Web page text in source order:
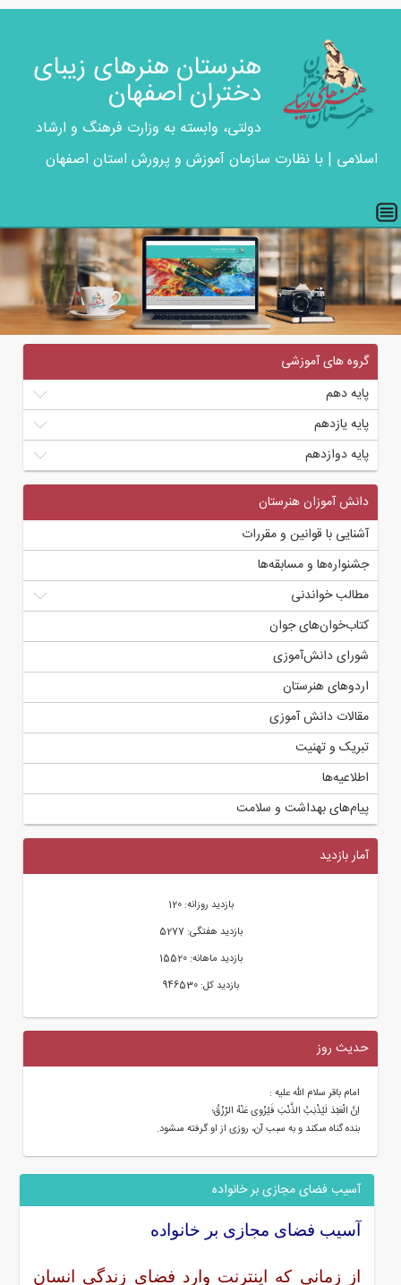
هنرستان هنرهای زیبای
دختران اصفهان
دولتی، وابسته به وزارت فرهنگ و ارشاد
اسلامی | با نظارت سازمان آموزش و پرورش استان اصفهان
گروه های آموزشی
پایه دهم
پایه یازدهم
پایه دوازدهم
دانش آموزان هنرستان
آشنایی با قوانین و مقررات
جشنواره‌ها و مسابقه‌ها
مطالب خواندنی
کتاب‌خوان‌های جوان
شورای دانش‌آموزی
اردوهای هنرستان
مقالات دانش آموزی
تبریک و تهنیت
اطلاعیه‌ها
پیام‌های بهداشت و سلامت
آمار بازدید
بازدید روزانه: 120
بازدید هفتگی: 5277
بازدید ماهانه: 15520
بازدید کل: 946530
حدیث روز
امام باقر سلام الله علیه :
اِنَّ الْعَبْدَ لَیُذْنِبُ الذَّنْبَ فَیُزْوى عَنْهُ الرِّزْقُ؛
بنده گناه مى‏کند و به سبب آن، روزى از او گرفته مى‏شود.
آسیب فضای مجازی بر خانواده
آسیب فضای مجازی بر خانواده
از زمانى که اینترنت وارد فضاى زندگى انسان